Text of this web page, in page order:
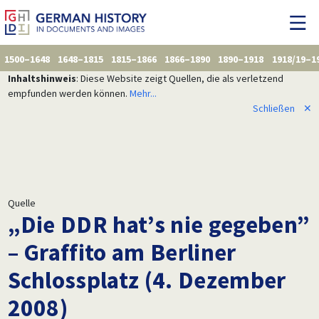
1500–1648 1648–1815 1815–1866 1866–1890 1890–1918
1918/
Inhaltshinweis: Diese Website zeigt Quellen, die als verletzend
empfunden werden können. Mehr...
Schließen
✕
Quelle
„Die DDR hat’s nie gegeben”
– Graffito am Berliner
Schlossplatz (4. Dezember
2008)